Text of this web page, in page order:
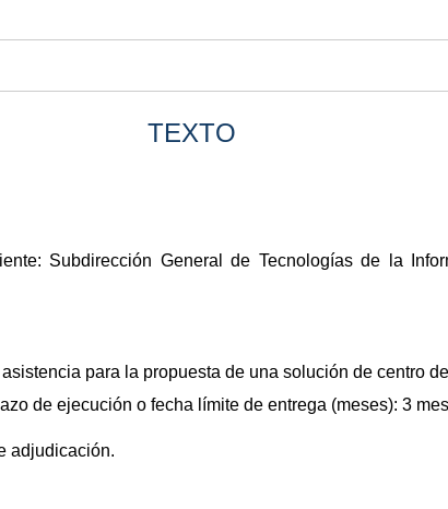
TEXTO
Subdirección General de Tecnologías de la
para la propuesta de una solución de centro
de ejecución o fecha límite de entrega (meses): 3
adjudicación.